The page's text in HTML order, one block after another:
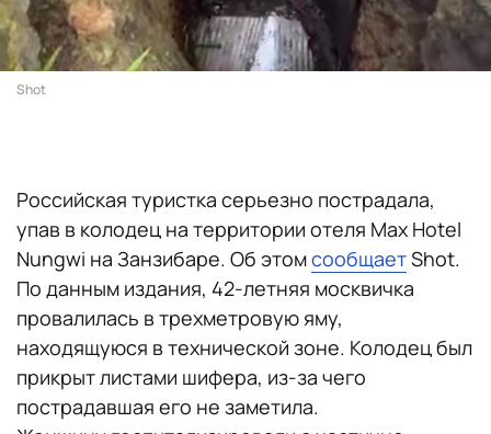
Shot
Российская туристка серьезно пострадала,
упав в колодец на территории отеля Max Hotel
Nungwi на Занзибаре. Об этомсообщаетShot.
По данным издания, 42-летняя москвичка
провалилась в трехметровую яму,
находящуюся в технической зоне. Колодец был
прикрыт листами шифера, из-за чего
пострадавшая его не заметила.